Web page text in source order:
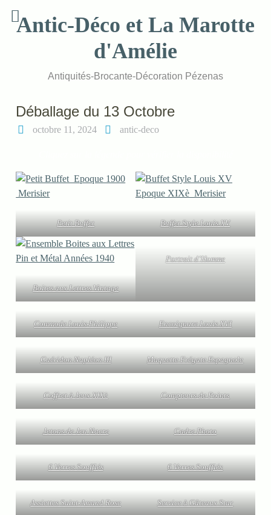
contentAntic-Déco et La Marotte
d'Amélie
Antiquités-Brocante-Décoration Pézenas
Déballage du 13 Octobre
octobre 11, 2024 antic-deco
Petit Buffet Buffet Style Louis XV
Boites aux Lettres Vintage
Portrait d’Homme
Commode Louis-Philippe Encoignure Louis XVI
Guéridon Napléon III Maquette Frégate Espagnole
Coffret à Jeux XIXè Compteurs de Points
Jetons de Jeu Nacre Cadre Photo
6 Verres Soufflés 6 Verres Soufflés
Assiettes Saint-Amand Rose Service à Gâteaux Star